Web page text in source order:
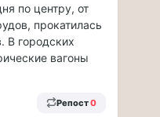
по центру, от
прокатилась
В городских
вагоны
Репост0